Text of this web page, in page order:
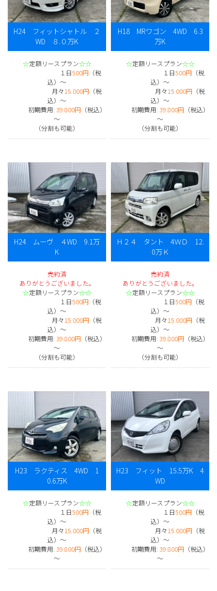
H24 フィットシャトル ２
WD ８.０万K
☆定額リースプラン☆☆
１日500円（税
込）～
月々15.000円（税
込）～
初期費用: 39.800円 （税込）
～
（分割も可能）
H18 MRワゴン 4WD 6.3
万K
☆定額リースプラン☆☆
１日500円（税
込）～
月々15.000円（税
込）～
初期費用: 39.800円 （税込）
～
（分割も可能）
H24 ムーヴ ４WD 9.1万
K
売約済
ありがとうございました。
☆定額リースプラン☆☆
１日500円（税
込）～
月々15.000円（税
込）～
初期費用: 39.800円 （税込）
～
（分割も可能）
Ｈ２４ タント 4ＷＤ 12.
0万Ｋ
売約済
ありがとうございました。
☆定額リースプラン☆☆
１日500円（税
込）～
月々15.000円（税
込）～
初期費用: 39.800円 （税込）
～
（分割も可能）
H23 ラクティス 4WD 1
0.6万K
☆定額リースプラン☆☆
１日500円（税
込）～
月々15.000円（税
込）～
初期費用: 39.800円 （税込）
～
H23 フィット 15.5万K 4
WD
☆定額リースプラン☆☆
１日500円（税
込）～
月々15.000円（税
込）～
初期費用: 39.800円 （税込）
～